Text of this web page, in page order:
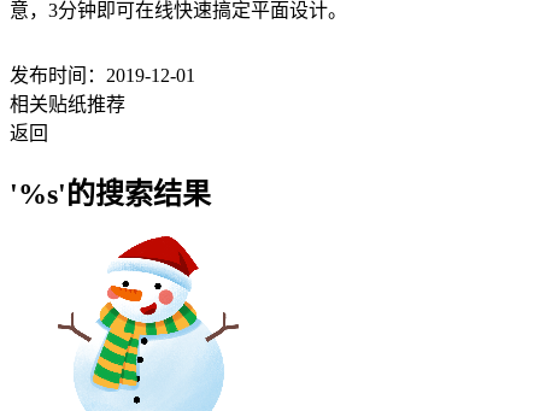
意，3分钟即可在线快速搞定平面设计。
发布时间：2019-12-01
相关贴纸推荐
返回
'%s'的搜索结果